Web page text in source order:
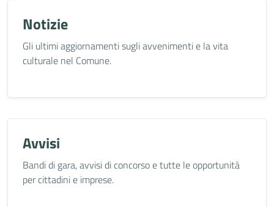
Notizie
Gli ultimi aggiornamenti sugli avvenimenti e la vita
culturale nel Comune.
Avvisi
Bandi di gara, avvisi di concorso e tutte le opportunità
per cittadini e imprese.